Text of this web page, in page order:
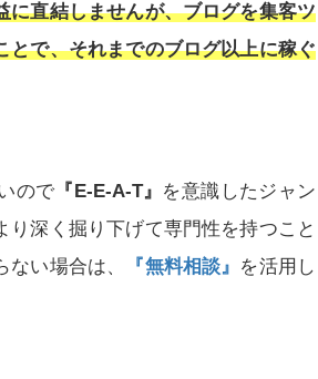
に直結しませんが、ブログを集客ツ
とで、それまでのブログ以上に稼ぐ
ので 『E-E-A-T』 を意識したジャン
深く掘り下げて専門性を持つこと
い場合は、
『無料相談』 を活用し